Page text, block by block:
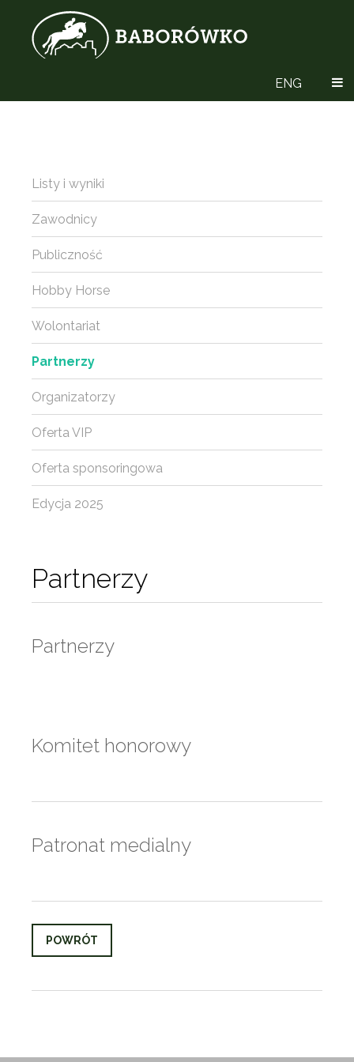
ENG
Partnerzy
Partnerzy
Komitet honorowy
Patronat medialny
POWRÓT
Listy i wyniki
Zawodnicy
Publiczność
Hobby Horse
Wolontariat
Partnerzy
Organizatorzy
Oferta VIP
Oferta sponsoringowa
Edycja 2025